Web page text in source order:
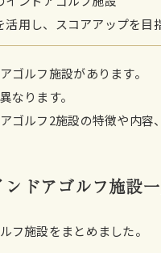
用し、スコアアップを目
ゴルフ施設があります。
なります。
ゴルフ2施設の特徴や内容
ドアゴルフ施設
フ施設をまとめました。